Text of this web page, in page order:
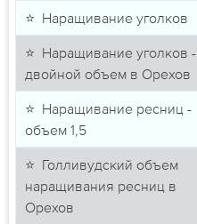
⭐ Наращивание уголков
⭐ Наращивание уголков -
двойной объем в Орехов
⭐ Наращивание ресниц -
объем 1,5
⭐ Голливудский объем
наращивания ресниц в
Орехов